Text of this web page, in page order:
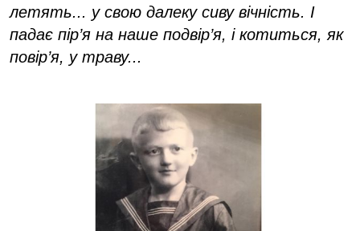
летять... у свою далеку сиву вічність. І
падає пір’я на наше подвір’я, і котиться, як
повір’я, у траву...